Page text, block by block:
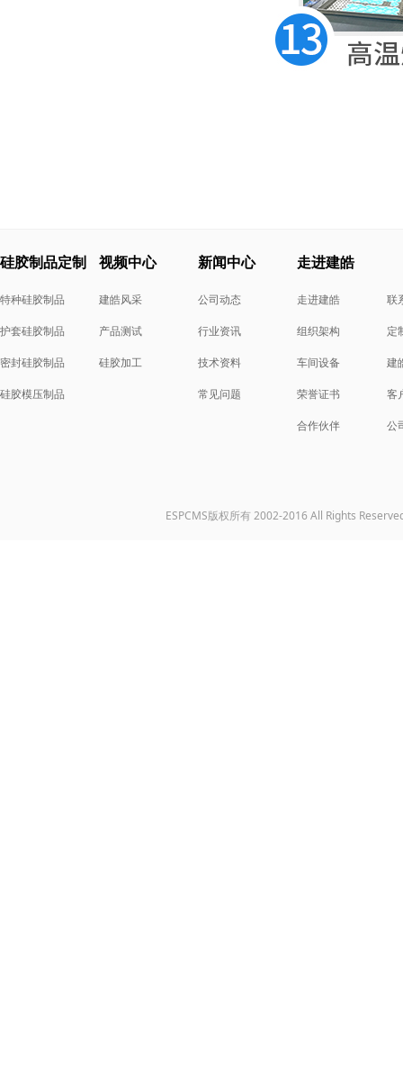
硅胶制品定制
特种硅胶制品
护套硅胶制品
密封硅胶制品
硅胶模压制品
视频中心
建皓风采
产品测试
硅胶加工
新闻中心
公司动态
行业资讯
技术资料
常见问题
走进建皓
走进建皓 联
组织架构 定
车间设备 建
荣誉证书 客
合作伙伴 公
ESPCMS版权所有 2002-2016 All Rights